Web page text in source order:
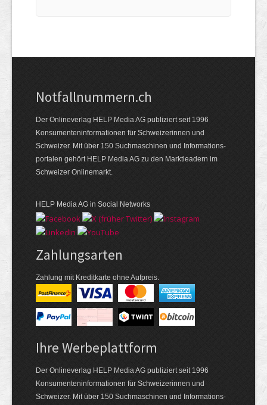
Notfallnummern.ch
Der Onlineverlag HELP Media AG publiziert seit 1996
Konsumenten­informationen für Schweizerinnen und
Schweizer. Mit über 150 Suchmaschinen und Informations­
portalen gehört HELP Media AG zu den Marktleadern im
Schweizer Onlinemarkt.
HELP Media AG in Social Networks
Zahlungsarten
Zahlung mit Kreditkarte ohne Aufpreis.
Ihre Werbeplattform
Der Onlineverlag HELP Media AG publiziert seit 1996
Konsumenten­informationen für Schweizerinnen und
Schweizer. Mit über 150 Suchmaschinen und Informations­